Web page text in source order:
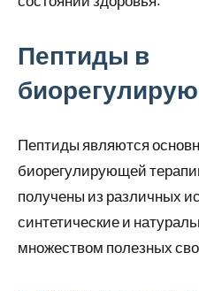
Пептиды в
Пептиды являются
биорегулирующей
получены из различных
синтетические и
множеством полезных